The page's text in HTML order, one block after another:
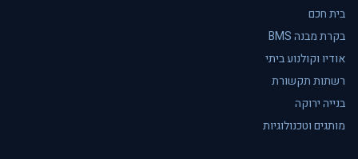
בית חכם
בקרת מבנה BMS
אודיו וקולנוע ביתי
רשתות תקשורת
בנייה ירוקה
מותגים וטכנולוגיות